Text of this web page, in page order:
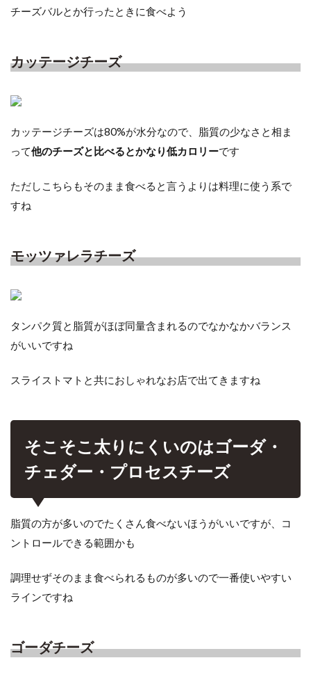
チーズバルとか行ったときに食べよう
カッテージチーズ
カッテージチーズは80%が水分なので、脂質の少なさと相ま
って他のチーズと比べるとかなり低カロリーです
ただしこちらもそのまま食べると言うよりは料理に使う系で
すね
モッツァレラチーズ
タンパク質と脂質がほぼ同量含まれるのでなかなかバランス
がいいですね
スライストマトと共におしゃれなお店で出てきますね
そこそこ太りにくいのはゴーダ・
チェダー・プロセスチーズ
脂質の方が多いのでたくさん食べないほうがいいですが、コ
ントロールできる範囲かも
調理せずそのまま食べられるものが多いので一番使いやすい
ラインですね
ゴーダチーズ